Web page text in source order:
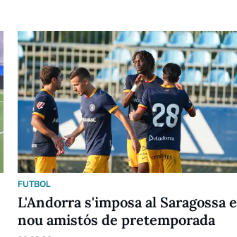
FUTBOL
L'Andorra s'imposa al Saragossa
nou amistós de pretemporada